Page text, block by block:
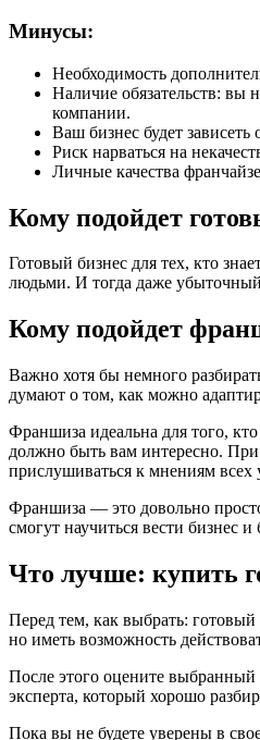
Минусы:
Необходимость
Наличие обязательств: вы
компании.
Ваш бизнес будет
Риск нарваться на
Личные качества
Кому подойдет
Готовый бизнес для тех, кто
людьми. И тогда даже
Кому подойдет
Важно хотя бы немного
думают о том, как можно
Франшиза идеальна для того,
должно быть вам интересно. При
прислушиваться к мнениям всех
Франшиза — это довольно
смогут научиться вести бизнес
Что лучше: купить
Перед тем, как выбрать:
но иметь возможность
После этого оцените выбранный
эксперта, который хорошо
Пока вы не будете уверены в